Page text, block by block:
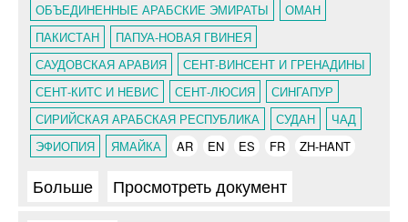
ОБЪЕДИНЕННЫЕ АРАБСКИЕ ЭМИРАТЫ
ОМАН
ПАКИСТАН
ПАПУА-НОВАЯ ГВИНЕЯ
САУДОВСКАЯ АРАВИЯ
СЕНТ-ВИНСЕНТ И ГРЕНАДИНЫ
СЕНТ-КИТС И НЕВИС
СЕНТ-ЛЮСИЯ
СИНГАПУР
СИРИЙСКАЯ АРАБСКАЯ РЕСПУБЛИКА
СУДАН
ЧАД
ЭФИОПИЯ
ЯМАЙКА AR EN ES FR ZH-HANT
Больше Просмотреть документ